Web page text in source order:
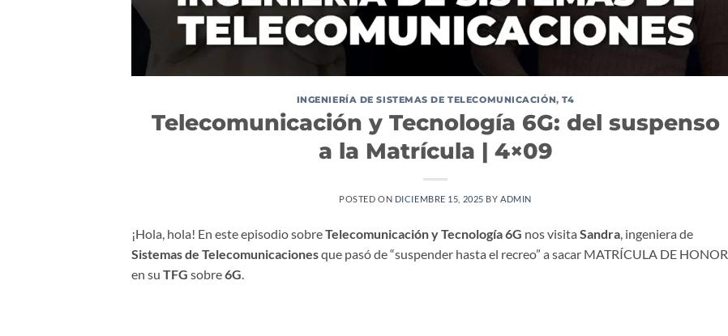
INGENIERÍA DE SISTEMAS DE TELECOMUNICACIÓN,T4
Telecomunicación y Tecnología 6G: del suspenso
a la Matrícula | 4×09
POSTED ON DICIEMBRE 15, 2025 BYADMIN
¡Hola, hola! En este episodio sobreTelecomunicación y Tecnología 6G nos visita Sandra, ingeniera de
Sistemas de Telecomunicacionesque pasó de “suspender hasta el recreo” a sacar MATRÍCULA DE HONOR
en su TFG sobre6G.